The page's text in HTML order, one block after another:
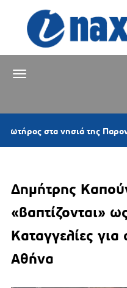
νησιά της Παροναξίας – Η
Δημήτρης
«βαπτίζονται»
Καταγγελίες
Αθήνα